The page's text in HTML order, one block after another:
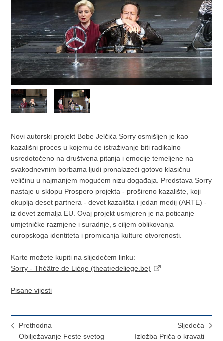
Novi autorski projekt Bobe Jelčića Sorry osmišljen je kao
kazališni proces u kojemu će istraživanje biti radikalno
usredotočeno na društvena pitanja i emocije temeljene na
svakodnevnim borbama ljudi pronalazeći gotovo klasičnu
veličinu u najmanjem mogućem nizu događaja. Predstava Sorry
nastaje u sklopu Prospero projekta - prošireno kazalište, koji
okuplja deset partnera - devet kazališta i jedan medij (ARTE) -
iz devet zemalja EU. Ovaj projekt usmjeren je na poticanje
umjetničke razmjene i suradnje, s ciljem oblikovanja
europskoga identiteta i promicanja kulture otvorenosti.
Karte možete kupiti na slijedećem linku:
Sorry - Théâtre de Liège (theatredeliege.be)
Pisane vijesti
Prethodna
Obilježavanje Feste svetog
Sljedeća
Izložba Priča o kravati